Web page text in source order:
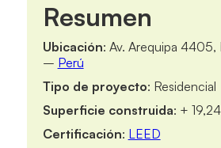
Resumen
Ubicación: Av. Arequipa 4405,
– Perú
Tipo de proyecto: Residencial
Superficie construida: +
Certificación: LEED